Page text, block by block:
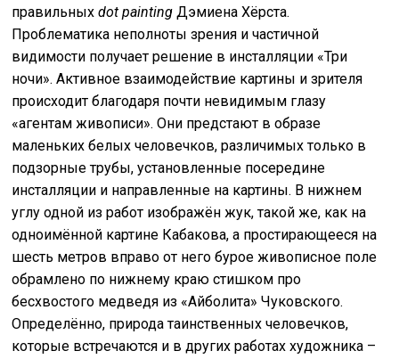
правильныхdot painting Дэмиена Хёрста.
Проблематика неполноты зрения и частичной
видимости получает решение в инсталляции «Три
ночи». Активное взаимодействие картины и зрителя
происходит благодаря почти невидимым глазу
«агентам живописи». Они предстают в образе
маленьких белых человечков, различимых только в
подзорные трубы, установленные посередине
инсталляции и направленные на картины. В нижнем
углу одной из работ изображён жук, такой же, как на
одноимённой картине Кабакова, а простирающееся на
шесть метров вправо от него бурое живописное поле
обрамлено по нижнему краю стишком про
бесхвостого медведя из «Айболита» Чуковского.
Определённо, природа таинственных человечков,
которые встречаются и в других работах художника –